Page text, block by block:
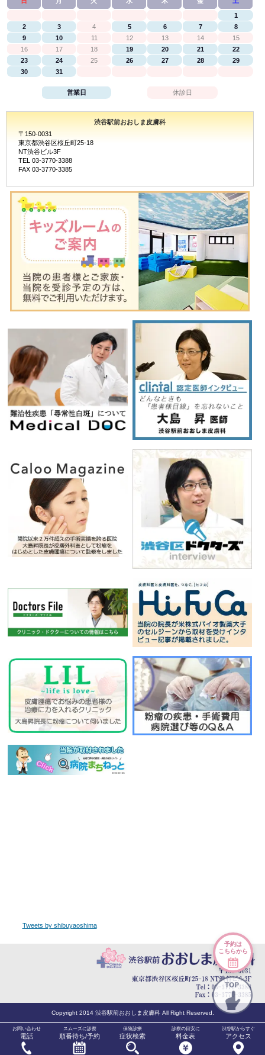
1
2
3 4 5 6 7
8
9
10 11 12 13 14
15
16
17 18 19 20 21
22
23
24 25 26 27 28
29
30
31
営業日 休診日
渋谷駅前おおしま皮膚科
〒150-0031
東京都渋谷区桜丘町25-18
NT渋谷ビル3F
TEL 03-3770-3388
FAX 03-3770-3385
Tweets by shibuyaoshima
予約は
こちらから
Copyright 2014 渋谷駅前おおしま皮膚科 All Right Reserved.
お問い合わせ
電話
スムーズに診察
順番待ち/予約
保険診療
症状検索
診察の目安に
料金表
渋谷駅からすぐ
アクセス